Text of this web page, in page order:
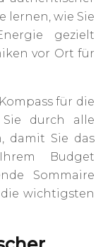
lernen, wie Sie
gezielt
vor Ort für
für die
durch alle
damit Sie das
Budget
Sommaire
wichtigsten